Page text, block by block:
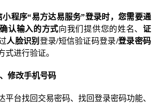
小程序“易方达易服务”登录时，您需要通
认输入的方式向我们提供您的姓名、证
人脸识别 登录/短信验证码登录/登录密码
式进行验证。
修改手机号码
平台找回交易密码、找回登录密码功能、